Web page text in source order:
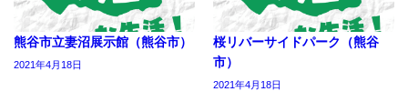
熊谷市立妻沼展示館（熊谷市）
2021年4月18日
桜リバーサイドパーク（熊谷
市）
2021年4月18日